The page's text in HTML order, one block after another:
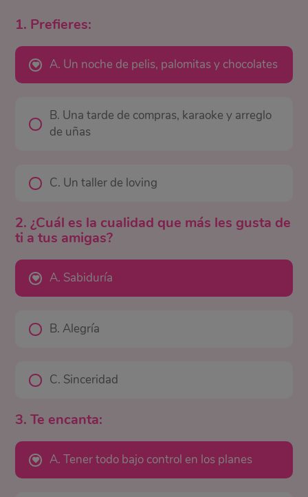
1. Prefieres:
A. Un noche de pelis, palomitas y chocolates
B. Una tarde de compras, karaoke y arreglo
de uñas
C. Un taller de loving
2. ¿Cuál es la cualidad que más les gusta de
ti a tus amigas?
A. Sabiduría
B. Alegría
C. Sinceridad
3. Te encanta:
A. Tener todo bajo control en los planes